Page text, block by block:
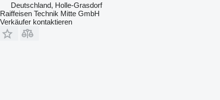
Deutschland, Holle-Grasdorf
Raiffeisen Technik Mitte GmbH
Verkäufer kontaktieren